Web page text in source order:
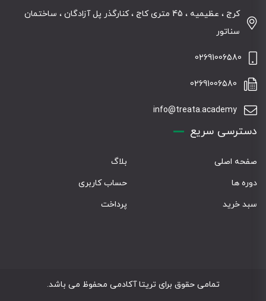
کرج ، عظیمیه ، 45 متری کاج ، کنارگذر پل آزادگان ، ساختمان
سناتور
02691006580
02691006580
info@treata.academy
دسترسی سریع
صفحه اصلی
بلاگ
دوره ها
حساب کاربری
سبد خرید
پرداخت
تمامی حقوق برای تریتا آکادمی محفوظ می باشد.